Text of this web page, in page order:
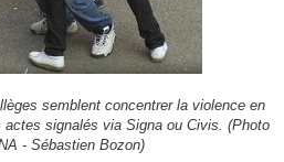
semblent concentrer la violence en
signalés via Signa ou Civis. (Photo
- Sébastien Bozon)